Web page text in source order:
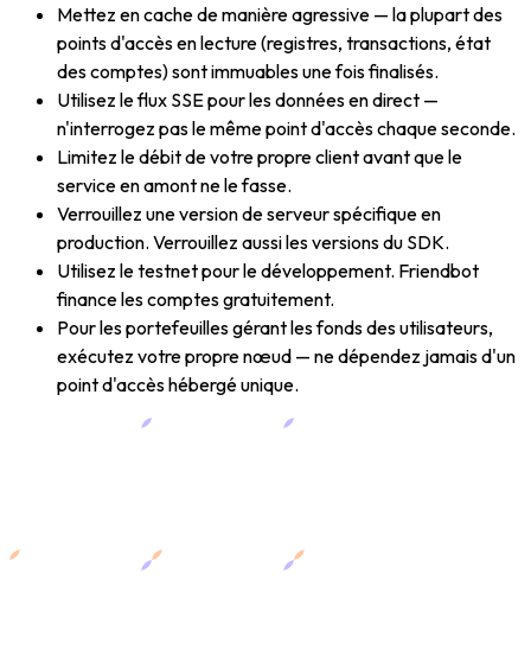
Mettez en cache de manière agressive — la plupart des
points d'accès en lecture (registres, transactions, état
des comptes) sont immuables une fois finalisés.
Utilisez le flux SSE pour les données en direct —
n'interrogez pas le même point d'accès chaque seconde.
Limitez le débit de votre propre client avant que le
service en amont ne le fasse.
Verrouillez une version de serveur spécifique en
production. Verrouillez aussi les versions du SDK.
Utilisez le testnet pour le développement. Friendbot
finance les comptes gratuitement.
Pour les portefeuilles gérant les fonds des utilisateurs,
exécutez votre propre nœud — ne dépendez jamais d'un
point d'accès hébergé unique.